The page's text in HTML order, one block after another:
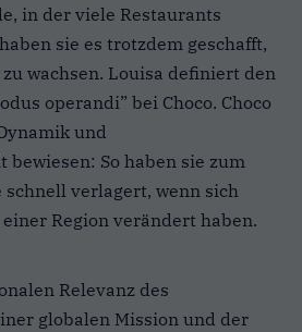
in der viele Restaurants
sie es trotzdem geschafft,
wachsen. Louisa definiert den
operandi” bei Choco. Choco
und
bewiesen: So haben sie zum
verlagert, wenn sich
Region verändert haben.
Relevanz des
globalen Mission und der